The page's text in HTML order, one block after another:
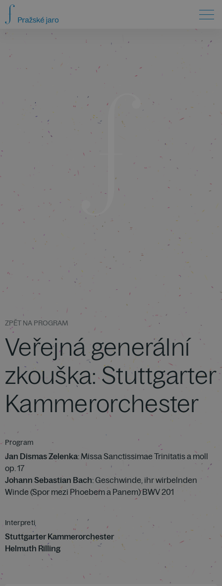
ZPĚT NA PROGRAM
Veřejná generální
zkouška: Stuttgarter
Kammerorchester
Program
Jan Dismas Zelenka: Missa Sanctissimae Trinitatis a moll
op. 17
Johann Sebastian Bach: Geschwinde, ihr wirbelnden
Winde (Spor mezi Phoebem a Panem) BWV 201
Interpreti
Stuttgarter Kammerorchester
Helmuth Rilling